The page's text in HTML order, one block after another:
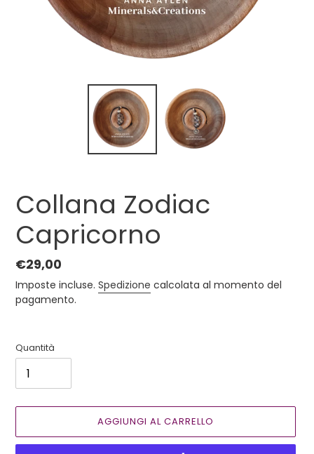
Collana Zodiac
Capricorno
Prezzo
di
listino
€29,00
Imposte incluse. Spedizione calcolata al momento del
pagamento.
Quantità
AGGIUNGI AL CARRELLO